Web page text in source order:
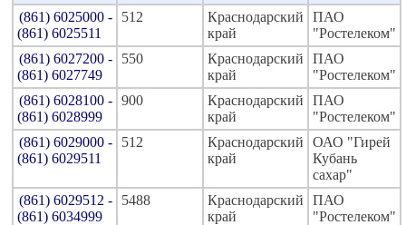
(861) 6025000 -
(861) 6025511
512
Краснодарский
край
ПАО
"Ростелеком"
(861) 6027200 -
(861) 6027749
550
Краснодарский
край
ПАО
"Ростелеком"
(861) 6028100 -
(861) 6028999
900
Краснодарский
край
ПАО
"Ростелеком"
(861) 6029000 -
(861) 6029511
512
Краснодарский
край
ОАО "Гирей
Кубань
сахар"
(861) 6029512 -
(861) 6034999
5488
Краснодарский
край
ПАО
"Ростелеком"